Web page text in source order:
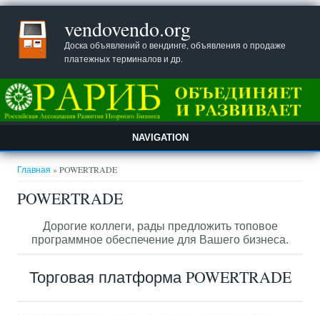
vendovendo.org
Доска объявлений о вендинге, объявления о продаже
платежных терминалов и др.
NAVIGATION
Вы здесь
Главная » POWERTRADE
POWERTRADE
Дорогие коллеги, рады предложить топовое
программное обеспечение для Вашего бизнеса.
Торговая платформа POWERTRADE